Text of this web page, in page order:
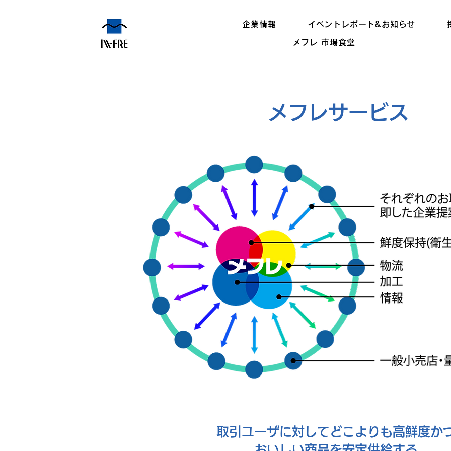
企業情報 イベントレポート&お知らせ
メフレ 市場食堂
​メフレサービス
取引ユーザに対してどこよりも高鮮度か